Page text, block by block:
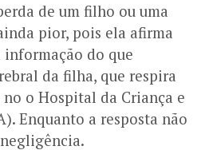
de um filho ou uma
pior, pois ela afirma
informação do que
da filha, que respira
o Hospital da Criança e
Enquanto a resposta não